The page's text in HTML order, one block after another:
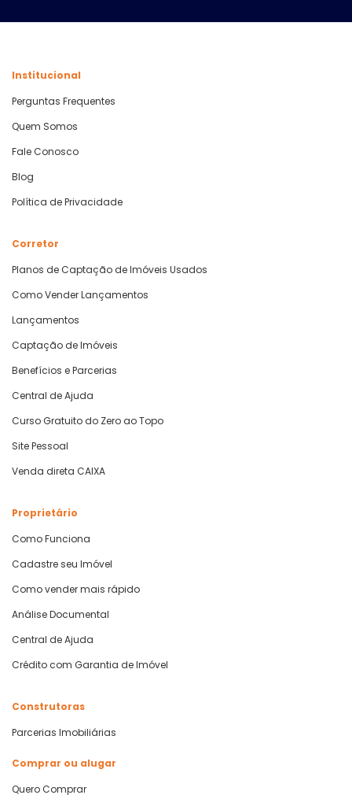
Institucional
Perguntas Frequentes
Quem Somos
Fale Conosco
Blog
Política de Privacidade
Corretor
Planos de Captação de Imóveis Usados
Como Vender Lançamentos
Lançamentos
Captação de Imóveis
Benefícios e Parcerias
Central de Ajuda
Curso Gratuito do Zero ao Topo
Site Pessoal
Venda direta CAIXA
Proprietário
Como Funciona
Cadastre seu Imóvel
Como vender mais rápido
Análise Documental
Central de Ajuda
Crédito com Garantia de Imóvel
Construtoras
Parcerias Imobiliárias
Comprar ou alugar
Quero Comprar